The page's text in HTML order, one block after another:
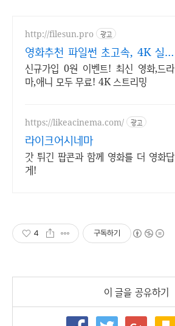
http://filesun.pro 광고
영화추천 파일썬 초고속, 4K 실시
간 보기!
신규가입 0원 이벤트! 최신 영화,드라
마,애니 모두 무료! 4K 스트리밍
https://likeacinema.com/ 광고
라이크어시네마
갓 튀긴 팝콘과 함께 영화를 더 영화답
게!
4 구독하기
이 글을 공유하기